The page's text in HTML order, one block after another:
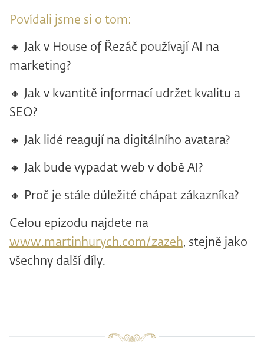
Povídali jsme si o tom:
🔸 Jak v House of Řezáč používají AI na
marketing?
🔸 Jak v kvantitě informací udržet kvalitu a
SEO?
🔸 Jak lidé reagují na digitálního avatara?
🔸 Jak bude vypadat web v době AI?
🔸 Proč je stále důležité chápat zákazníka?
Celou epizodu najdete na
www.martinhurych.com/zazeh, stejně jako
všechny další díly.